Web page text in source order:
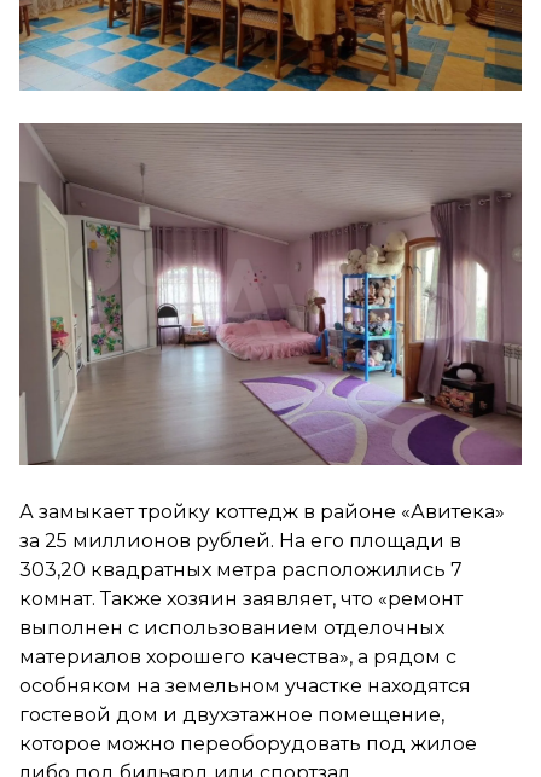
А замыкает тройку коттедж в районе «Авитека»
за 25 миллионов рублей. На его площади в
303,20 квадратных метра расположились 7
комнат. Также хозяин заявляет, что «ремонт
выполнен с использованием отделочных
материалов хорошего качества», а рядом с
особняком на земельном участке находятся
гостевой дом и двухэтажное помещение,
которое можно переоборудовать под жилое
либо под бильярд или спортзал.